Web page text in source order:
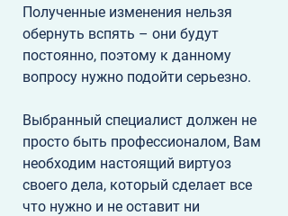
Полученные изменения нельзя
обернуть вспять – они будут
постоянно, поэтому к данному
вопросу нужно подойти серьезно.
Выбранный специалист должен не
просто быть профессионалом, Вам
необходим настоящий виртуоз
своего дела, который сделает все
что нужно и не оставит ни